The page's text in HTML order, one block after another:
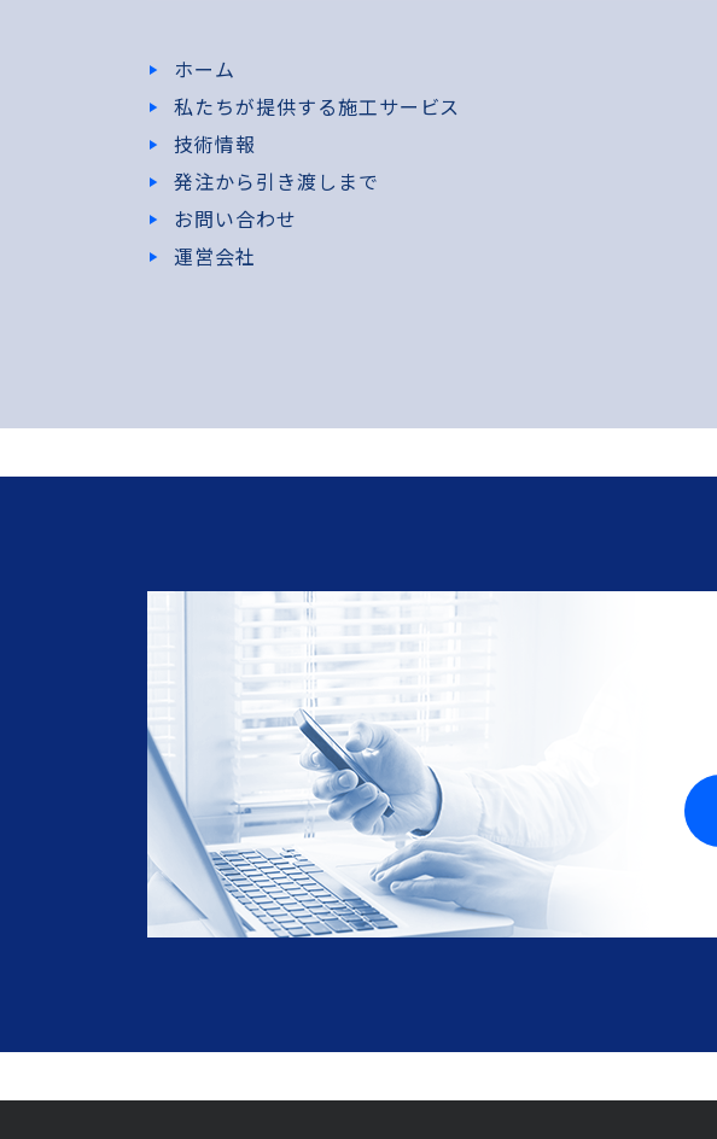
ホーム
私たちが提供する施工サービス
技術情報
発注から引き渡しまで
お問い合わせ
運営会社